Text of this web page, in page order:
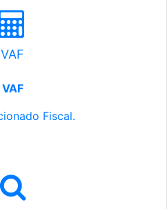
VAF
VAF
Fiscal.